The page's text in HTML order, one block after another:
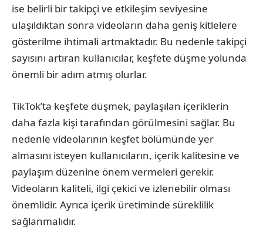
ise belirli bir takipçi ve etkileşim seviyesine
ulaşıldıktan sonra videoların daha geniş kitlelere
gösterilme ihtimali artmaktadır. Bu nedenle takipçi
sayısını artıran kullanıcılar, keşfete düşme yolunda
önemli bir adım atmış olurlar.
TikTok’ta keşfete düşmek, paylaşılan içeriklerin
daha fazla kişi tarafından görülmesini sağlar. Bu
nedenle videolarının keşfet bölümünde yer
almasını isteyen kullanıcıların, içerik kalitesine ve
paylaşım düzenine önem vermeleri gerekir.
Videoların kaliteli, ilgi çekici ve izlenebilir olması
önemlidir. Ayrıca içerik üretiminde süreklilik
sağlanmalıdır.